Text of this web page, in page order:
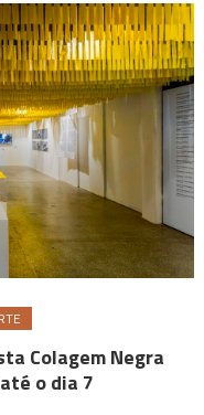
Colagem Negra
o dia 7